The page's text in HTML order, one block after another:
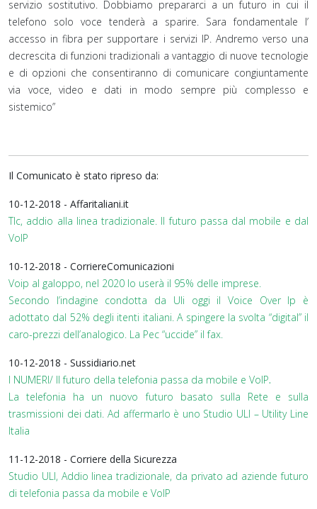
servizio sostitutivo. Dobbiamo prepararci a un futuro in cui il
telefono solo voce tenderà a sparire. Sara fondamentale l’
accesso in fibra per supportare i servizi IP. Andremo verso una
decrescita di funzioni tradizionali a vantaggio di nuove tecnologie
e di opzioni che consentiranno di comunicare congiuntamente
via voce, video e dati in modo sempre più complesso e
sistemico”
Il Comunicato è stato ripreso da:
10-12-2018 - Affaritaliani.it
Tlc, addio alla linea tradizionale. Il futuro passa dal mobile e dal
VoIP
10-12-2018 - CorriereComunicazioni
Voip al galoppo, nel 2020 lo userà il 95% delle imprese.
Secondo l’indagine condotta da Uli oggi il Voice Over Ip è
adottato dal 52% degli itenti italiani. A spingere la svolta “digital” il
caro-prezzi dell’analogico. La Pec “uccide” il fax.
10-12-2018 - Sussidiario.net
I NUMERI/ Il futuro della telefonia passa da mobile e VoIP.
La telefonia ha un nuovo futuro basato sulla Rete e sulla
trasmissioni dei dati. Ad affermarlo è uno Studio ULI – Utility Line
Italia
11-12-2018 - Corriere della Sicurezza
Studio ULI, Addio linea tradizionale, da privato ad aziende futuro
di telefonia passa da mobile e VoIP